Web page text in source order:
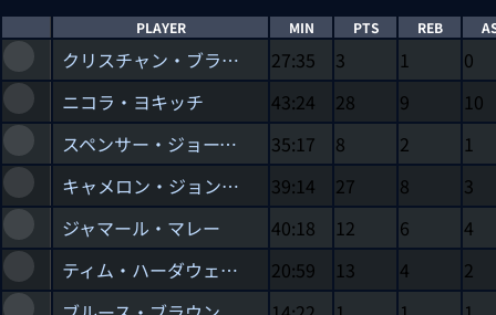
PLAYER MIN PTS REB
クリスチャン・ブラウン 27:35 3 1
0
ニコラ・ヨキッチ
43:24 28 9
10
スペンサー・ジョーンズ
35:17 8 2
1
キャメロン・ジョンソン
39:14 27 8
3
ジャマール・マレー
40:18 12 6
4
ティム・ハーダウェイJr.
20:59 13 4
2